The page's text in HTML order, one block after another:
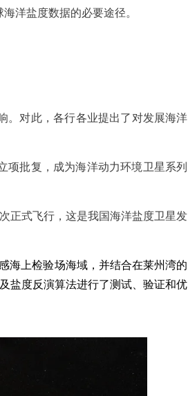
洋盐度数据的必要途径。
。对此，各行各业提出了对发展海洋
项批复，成为海洋动力环境卫星系列
正式飞行，这是我国海洋盐度卫星发
海上检验场海域，并结合在莱州湾的
盐度反演算法进行了测试、验证和优